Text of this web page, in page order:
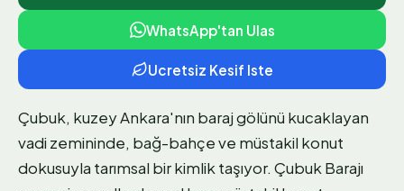
WhatsApp'tan Ulas
Ucretsiz Kesif Iste
Çubuk, kuzey Ankara'nın baraj gölünü kucaklayan
vadi zemininde, bağ-bahçe ve müstakil konut
dokusuyla tarımsal bir kimlik taşıyor. Çubuk Barajı